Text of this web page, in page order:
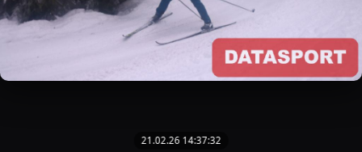
21.02.26 14:37:32